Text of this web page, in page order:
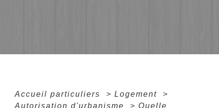
Accueil particuliers > Logement
>
Autorisation d'urbanisme
> Quelle